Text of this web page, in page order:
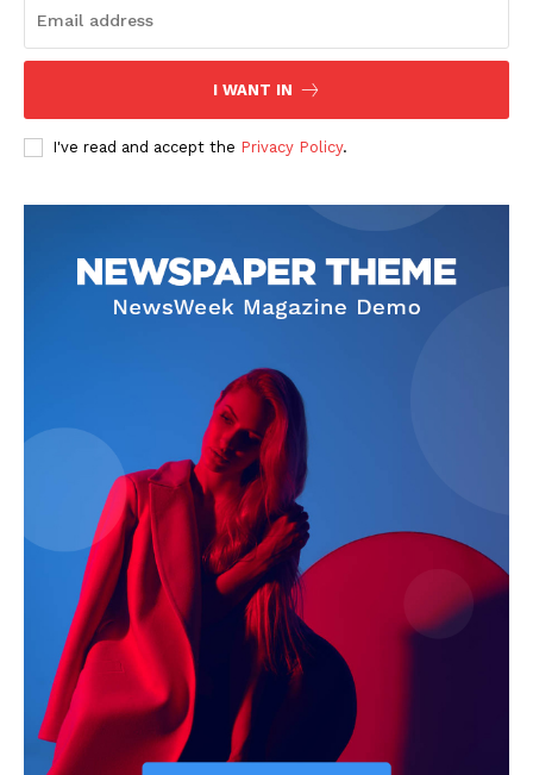
Kontakt
Impressum
I WANT IN
I've read and accept the Privacy Policy.